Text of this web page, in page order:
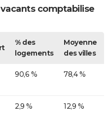
comptabilise
% des
logements
Moyenne
des villes
90,6 % 78,4 %
2,9 % 12,9 %